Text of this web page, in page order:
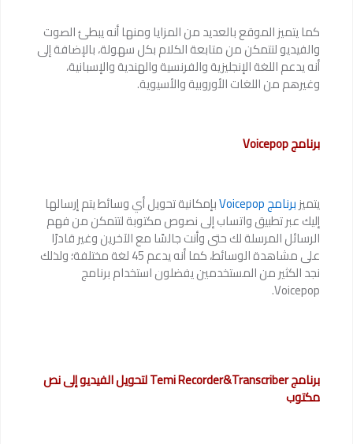
كما يتميز الموقع بالعديد من المزايا ومنها أنه يبطئ الصوت
والفيديو لتتمكن من متابعة الكلام بكل سهولة، بالإضافة إلى
أنه يدعم اللغة الإنجليزية والفرنسية والهندية والإسبانية،
وغيرهم من اللغات الأوروبية والأسيوية.
برنامج Voicepop
يتميزبرنامج Voicepop بإمكانية تحويل أي وسائط يتم إرسالها
إليك عبر تطبيق واتساب إلى نصوص مكتوبة لتتمكن من فهم
الرسائل المرسلة لك حتى وأنت جالسًا مع الآخرين وغير قادرًا
على مشاهدة الوسائط، كما أنه يدعم 45 لغة مختلفة؛ ولذلك
نجد الكثير من المستخدمين يفضلون استخدام برنامج
Voicepop.
برنامج Temi Recorder&Transcriber لتحويل الفيديو إلى نص
مكتوب